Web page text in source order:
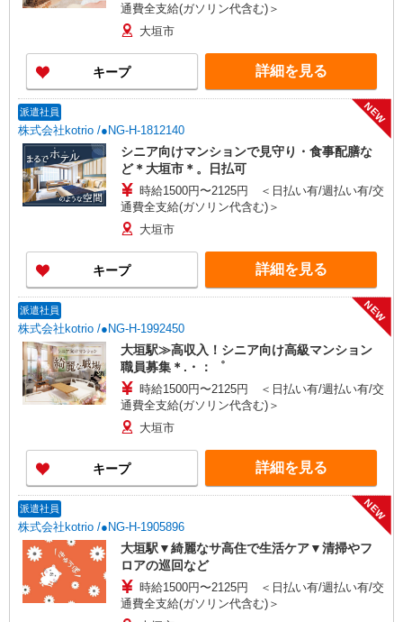
通費全支給(ガソリン代含む)＞
大垣市
キープ 詳細を見る
派遣社員
株式会社kotrio /●NG-H-1812140
NEW
シニア向けマンションで見守り・食事配膳な
ど＊大垣市＊。日払可
時給1500円〜2125円 ＜日払い有/週払い有/交
通費全支給(ガソリン代含む)＞
大垣市
キープ 詳細を見る
派遣社員
株式会社kotrio /●NG-H-1992450
NEW
大垣駅≫高収入！シニア向け高級マンション
職員募集＊.・：゜
時給1500円〜2125円 ＜日払い有/週払い有/交
通費全支給(ガソリン代含む)＞
大垣市
キープ 詳細を見る
派遣社員
株式会社kotrio /●NG-H-1905896
NEW
大垣駅▼綺麗なサ高住で生活ケア▼清掃やフ
ロアの巡回など
時給1500円〜2125円 ＜日払い有/週払い有/交
通費全支給(ガソリン代含む)＞